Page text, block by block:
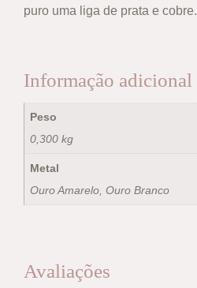
puro uma liga de prata e cobre.
Informação adicional
Peso
0,300 kg
Metal
Ouro Amarelo, Ouro Branco
Avaliações